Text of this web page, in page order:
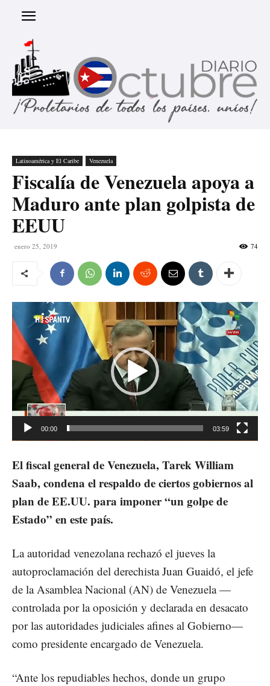
Latinoamérica y El Caribe Venezuela
Fiscalía de Venezuela apoya a
Maduro ante plan golpista de
EEUU
enero 25, 2019 74
Reproductor
de
vídeo
00:00 03:59
El fiscal general de Venezuela, Tarek William
Saab, condena el respaldo de ciertos gobiernos al
plan de EE.UU. para imponer “un golpe de
Estado” en este país.
La autoridad venezolana rechazó el jueves la
autoproclamación del derechista Juan Guaidó, el jefe
de la Asamblea Nacional (AN) de Venezuela —
controlada por la oposición y declarada en desacato
por las autoridades judiciales afines al Gobierno—
como presidente encargado de Venezuela.
“Ante los repudiables hechos, donde un grupo